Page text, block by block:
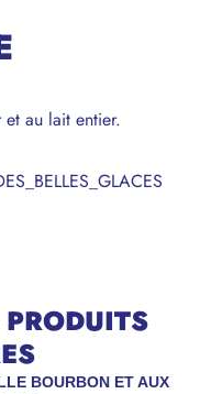
au lait entier.
BOURBON ET AUX